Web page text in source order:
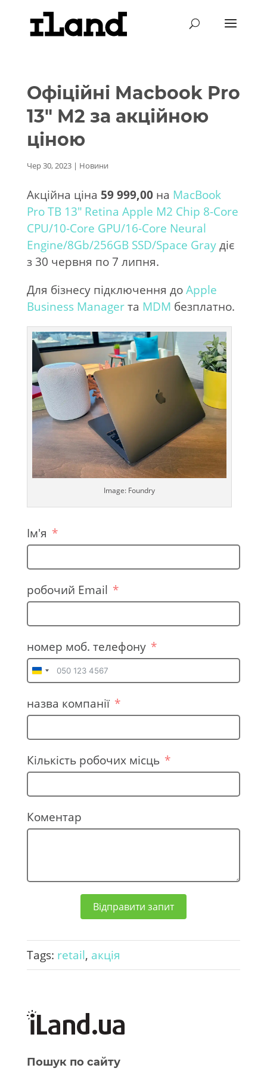
Офіційні Macbook Pro
13″ M2 за акційною
ціною
Чер 30, 2023| Новини
Акційна ціна 59 999,00на MacBook
Pro TB 13″ Retina Apple M2 Chip 8-Core
CPU/10-Core GPU/16-Core Neural
Engine/8Gb/256GB SSD/Space Grayдіє
з 30 червня по 7 липня.
Для бізнесу підключення доApple
Business Managerта MDM безплатно.
Image: Foundry
Ім'я
робочий Email
номер моб. телефону
U
r
i
n
e
+
8
назва компанії
Кількість робочих місць
Коментар
Відправити запит
Tags: retail, акція
Пошук по сайту